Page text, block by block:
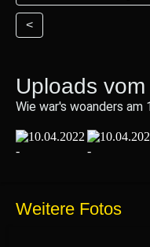
<
Uploads
Wie war's woanders am
Weitere Fotos